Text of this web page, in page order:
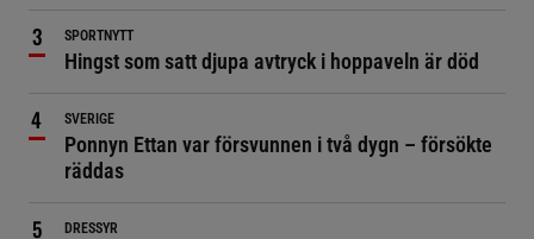
SPORTNYTT
Hingst som satt djupa avtryck i hoppaveln är död
SVERIGE
Ponnyn Ettan var försvunnen i två dygn – försökte
räddas
DRESSYR